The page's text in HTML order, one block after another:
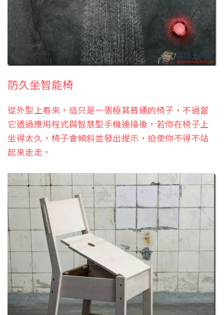
防久坐智能椅
從外型上看來，這只是一張極其普通的椅子，不過當
它透過應用程式與智慧型手機連接後，若你在椅子上
坐得太久，椅子會傾斜並發出提示，迫使你不得不站
起來走走。